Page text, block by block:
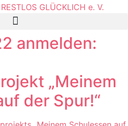
anmelden:
„Meinem
der Spur!“